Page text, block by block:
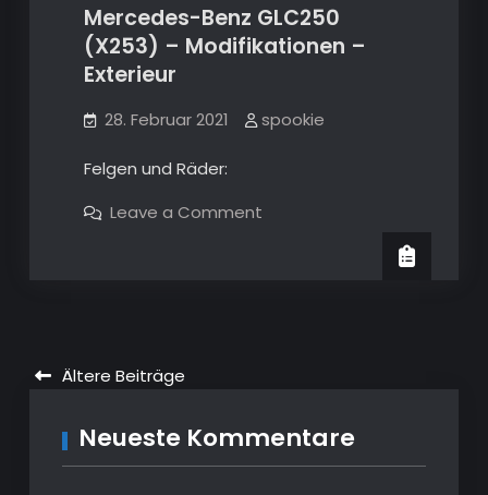
in
Carbon
X253
Mercedes-Benz GLC250
(X253) – Modifikationen –
Exterieur
28. Februar 2021 spookie
Felgen und Räder:
Leave a Commenton
Beitragsnavigation
Ältere Beiträge
Neueste Kommentare